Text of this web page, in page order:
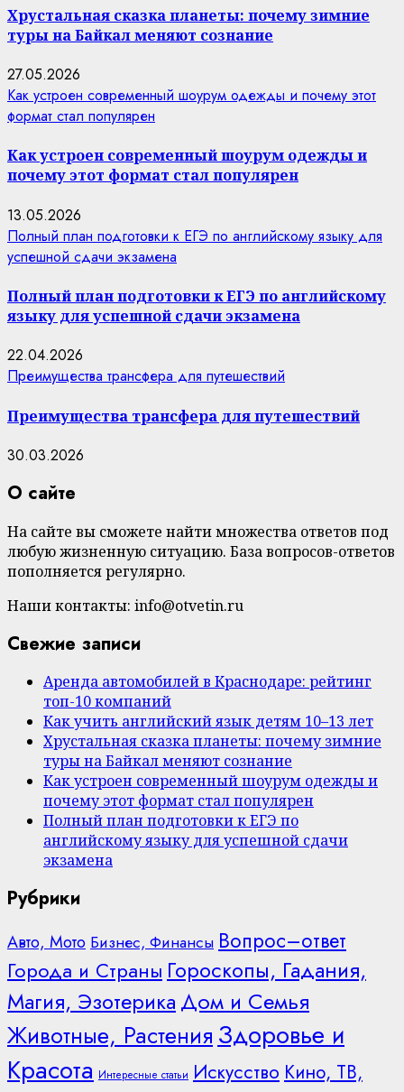
Хрустальная сказка планеты: почему зимние
туры на Байкал меняют сознание
27.05.2026
Как устроен современный шоурум одежды и почему этот
формат стал популярен
Как устроен современный шоурум одежды и
почему этот формат стал популярен
13.05.2026
Полный план подготовки к ЕГЭ по английскому языку для
успешной сдачи экзамена
Полный план подготовки к ЕГЭ по английскому
языку для успешной сдачи экзамена
22.04.2026
Преимущества трансфера для путешествий
Преимущества трансфера для путешествий
30.03.2026
О сайте
На сайте вы сможете найти множества ответов под
любую жизненную ситуацию. База вопросов-ответов
пополняется регулярно.
Наши контакты: info@otvetin.ru
Свежие записи
Аренда автомобилей в Краснодаре: рейтинг
топ-10 компаний
Как учить английский язык детям 10–13 лет
Хрустальная сказка планеты: почему зимние
туры на Байкал меняют сознание
Как устроен современный шоурум одежды и
почему этот формат стал популярен
Полный план подготовки к ЕГЭ по
английскому языку для успешной сдачи
экзамена
Рубрики
Авто, МотоБизнес, Финансы Вопрос–ответ
Города и Страны Гороскопы, Гадания,
Магия, Эзотерика Дом и Семья
Животные, Растения Здоровье и
Красота Интересные статьи Искусство Кино, ТВ,